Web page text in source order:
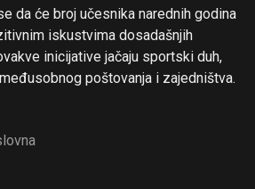
da će broj učesnika narednih godina
iskustvima dosadašnjih
inicijative jačaju sportski duh,
poštovanja i zajedništva.